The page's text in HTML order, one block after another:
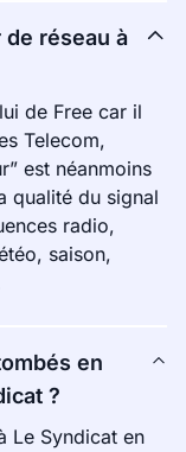
réseau à
de Free car il
Telecom,
est néanmoins
qualité du signal
radio,
saison,
en
?
Le Syndicat en